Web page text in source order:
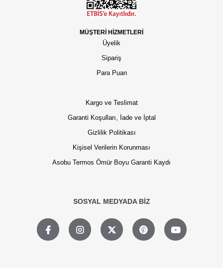
MÜŞTERİ HİZMETLERİ
Üyelik
Sipariş
Para Puan
Kargo ve Teslimat
Garanti Koşulları, İade ve İptal
Gizlilik Politikası
Kişisel Verilerin Korunması
Asobu Termos Ömür Boyu Garanti Kaydı
SOSYAL MEDYADA BİZ